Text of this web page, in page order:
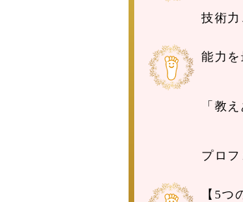
技術
能力
「教
プロ
【5